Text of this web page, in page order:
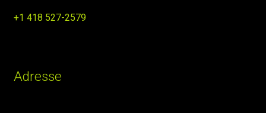
+1 418 527-2579
Adresse